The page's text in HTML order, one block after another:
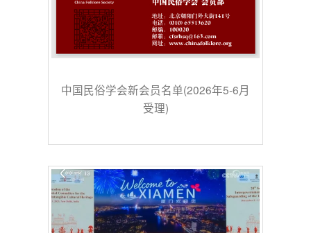
中国民俗学会新会员名单(2026年5-6月
受理)